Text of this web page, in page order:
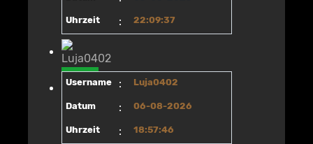
Uhrzeit : 22:09:37
Username : Luja0402
Datum : 06-08-2026
Uhrzeit : 18:57:46